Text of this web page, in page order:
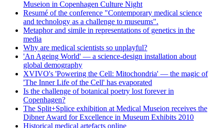
Museion in Copenhagen Culture Night
Resumé of the conference "Contemporary medical science
and technology as a challenge to museums".
Metaphor and simile in representations of genetics in the
media
Why are medical scientists so unplayful?
'An Ageing World' — a science-design installation about
global demography
XVIVO's 'Powering the Cell: Mitochondria' — the magic of
'The Inner Life of the Cell' has evaporated
Is the challenge of botanical poetry lost forever in
Copenhagen?
The Split+Splice exhibition at Medical Museion receives the
Dibner Award for Excellence in Museum Exhibits 2010
Historical medical artefacts online